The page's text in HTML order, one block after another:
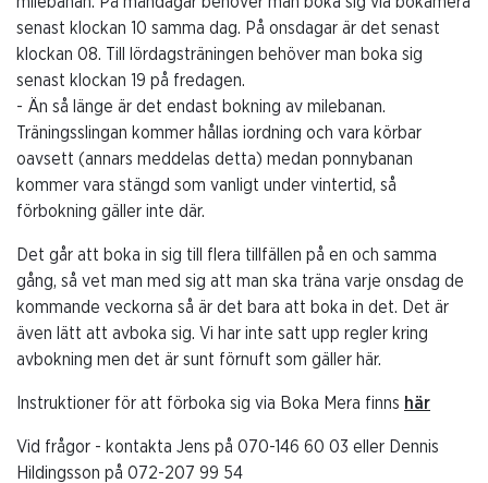
senast klockan 10 samma dag. På onsdagar är det senast
klockan 08. Till lördagsträningen behöver man boka sig
senast klockan 19 på fredagen.
- Än så länge är det endast bokning av milebanan.
Träningsslingan kommer hållas iordning och vara körbar
oavsett (annars meddelas detta) medan ponnybanan
kommer vara stängd som vanligt under vintertid, så
förbokning gäller inte där.
Det går att boka in sig till flera tillfällen på en och samma
gång, så vet man med sig att man ska träna varje onsdag de
kommande veckorna så är det bara att boka in det. Det är
även lätt att avboka sig. Vi har inte satt upp regler kring
avbokning men det är sunt förnuft som gäller här.
Instruktioner för att förboka sig via Boka Mera finns här
Vid frågor - kontakta Jens på 070-146 60 03 eller Dennis
Hildingsson på 072-207 99 54